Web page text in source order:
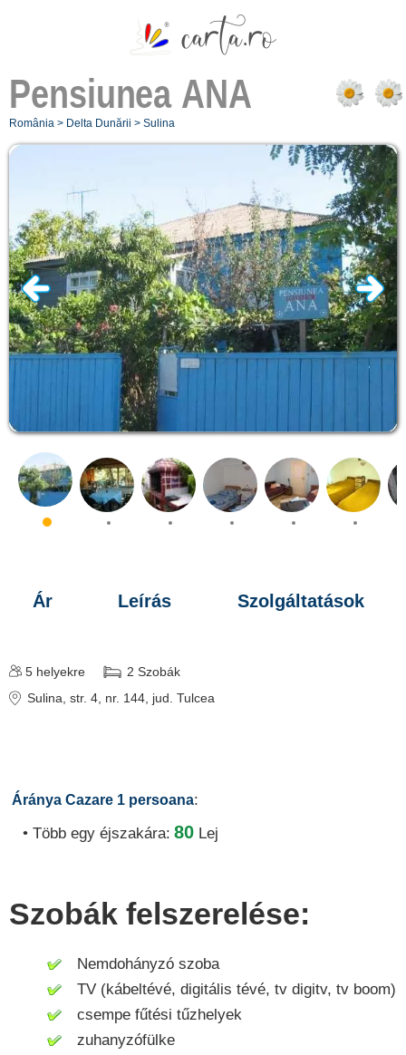
Pensiunea ANA
România > Delta Dunării > Sulina
Ár Leírás Szolgáltatások
5 helyekre 2 Szobák
Sulina , str. 4, nr. 144 , jud. Tulcea
Áránya Cazare 1 persoana:
• Több egy éjszakára: 80 Lej
Szobák felszerelése:
Nemdohányzó szoba
TV (kábeltévé, digitális tévé, tv digitv, tv boom)
csempe fűtési tűzhelyek
zuhanyzófülke